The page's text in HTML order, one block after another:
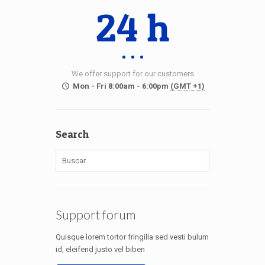
24 h
We offer support for our customers
Mon - Fri 8:00am - 6:00pm (GMT +1)
Search
Support forum
Quisque lorem tortor fringilla sed vesti bulum
id, eleifend justo vel biben